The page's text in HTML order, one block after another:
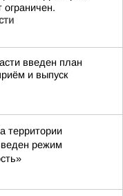
ограничен.
введен план
и выпуск
территории
режим